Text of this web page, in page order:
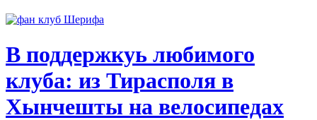
В поддержкуь любимого
клуба: из Тирасполя в
Хынчешты на велосипедах